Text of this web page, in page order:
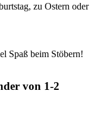
zu Ostern oder
Spaß beim Stöbern!
von 1-2